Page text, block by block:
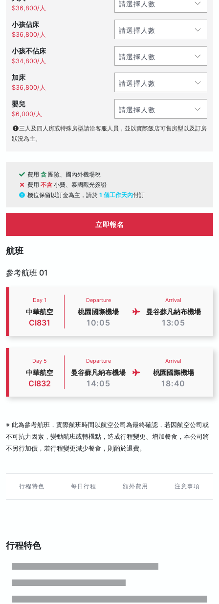
$36,800/人
小孩佔床
$36,800/人
小孩不佔床
$34,800/人
加床
$36,800/人
嬰兒
$6,000/人
三人及四人房或特殊房型請洽客服人員，並以實際飯店可售房型以及訂房
狀況為主。
費用 含 團險、國內外機場稅
費用 不含 小費、泰國觀光簽證
機位保留以訂金為主，請於 1 個工作天內付訂
立即報名
航班
參考航班 01
Day 1
中華航空
CI831
Departure
桃園國際機場
10:05
Arrival
曼谷蘇凡納布機場
13:05
Day 5
中華航空
CI832
Departure
曼谷蘇凡納布機場
14:05
Arrival
桃園國際機場
18:40
※ 此為參考航班，實際航班時間以航空公司為最終確認，若因航空公司或
不可抗力因素，變動航班或轉機點，造成行程變更、增加餐食，本公司將
不另行加價，若行程變更減少餐食，則酌於退費。
行程特色 每日行程 額外費用 注意事項
行程特色